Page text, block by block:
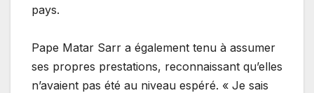
pays.
Pape Matar Sarr a également tenu à assumer
ses propres prestations, reconnaissant qu’elles
n’avaient pas été au niveau espéré. « Je sais